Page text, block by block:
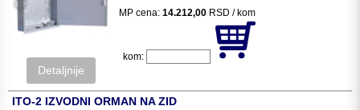
Detaljnije
MP cena: 14.212,00 RSD / kom
kom:
ITO-2 IZVODNI ORMAN NA ZID